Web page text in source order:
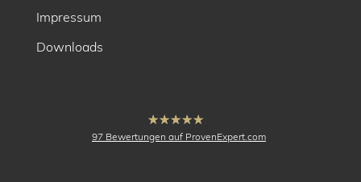
Impressum
Downloads
hat4.91
von5
97Bewertungen auf ProvenExpert.com